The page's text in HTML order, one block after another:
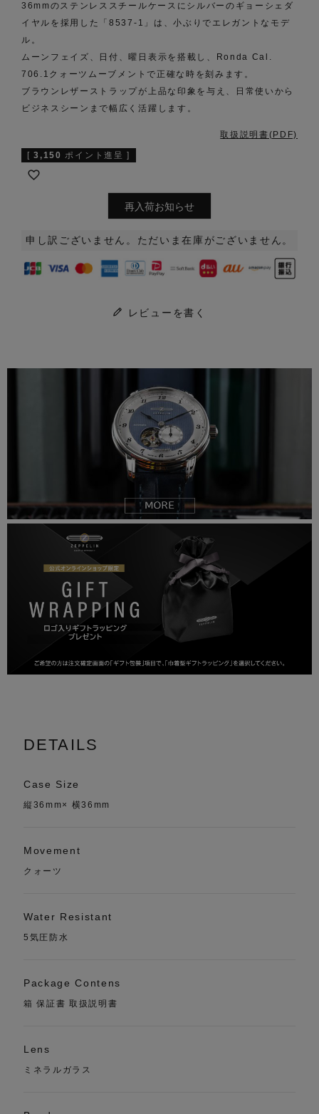
36mmのステンレススチールケースにシルバーのギョーシェダ
イヤルを採用した「8537-1」は、小ぶりでエレガントなモデ
ル。
ムーンフェイズ、日付、曜日表示を搭載し、Ronda Cal.
706.1クォーツムーブメントで正確な時を刻みます。
ブラウンレザーストラップが上品な印象を与え、日常使いから
ビジネスシーンまで幅広く活躍します。
取扱説明書(PDF)
[ 3,150 ポイント進呈 ]
再入荷お知らせ
申し訳ございません。ただいま在庫がございません。
レビューを書く
DETAILS
Case Size
縦36mm× 横36mm
Movement
クォーツ
Water Resistant
5気圧防水
Package Contens
箱 保証書 取扱説明書
Lens
ミネラルガラス